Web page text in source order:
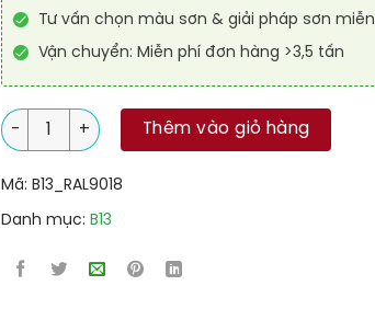
Tư vấn chọn màu sơn & giải pháp sơn
Vận chuyển: Miễn phí đơn hàng >3,5 tấn
Sơn sàn kháng hóa chất RAL RAFLOOR ANTI-
Thêm vào giỏ hàng
Mã: B13_RAL9018
Danh mục: B13